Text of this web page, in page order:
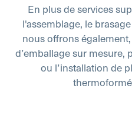
En plus de services
l'assemblage, le
nous offrons
d’emballage sur
ou l’installation de